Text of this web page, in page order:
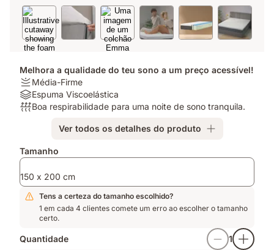
Melhora a qualidade do teu sono a um preço acessível!
Firmeza:
Média-
Firme
Média-Firme
Materiais:
Espuma
Espuma Viscoelástica
Respirabilidade:
respirabilidade
uma
de
sono
tranquila.
Boa respirabilidade para uma noite de sono tranquila.
Ver todos os detalhes do produto
Complementos
Tamanho
150 x 200 cm
Tens a certeza do tamanho escolhido?
1 em cada 4 clientes comete um erro ao escolher o tamanho
certo.
Quantidade 1